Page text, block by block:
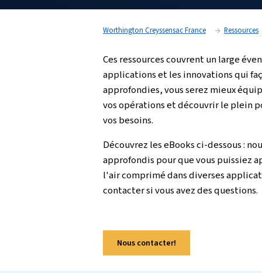
dans des sujets complexes avec clarté et
Worthington Creyssensac France
Ces ressources
applications et les
approfondies, vous
vos opérations et
Découvrez les eBooks